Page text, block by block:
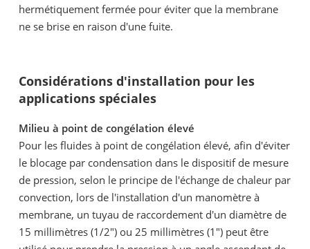
hermétiquement fermée pour éviter que la membrane
ne se brise en raison d'une fuite.
Considérations d'installation pour les
applications spéciales
Milieu à point de congélation élevé
Pour les fluides à point de congélation élevé, afin d'éviter
le blocage par condensation dans le dispositif de mesure
de pression, selon le principe de l'échange de chaleur par
convection, lors de l'installation d'un manomètre à
membrane, un tuyau de raccordement d'un diamètre de
15 millimètres (1/2") ou 25 millimètres (1") peut être